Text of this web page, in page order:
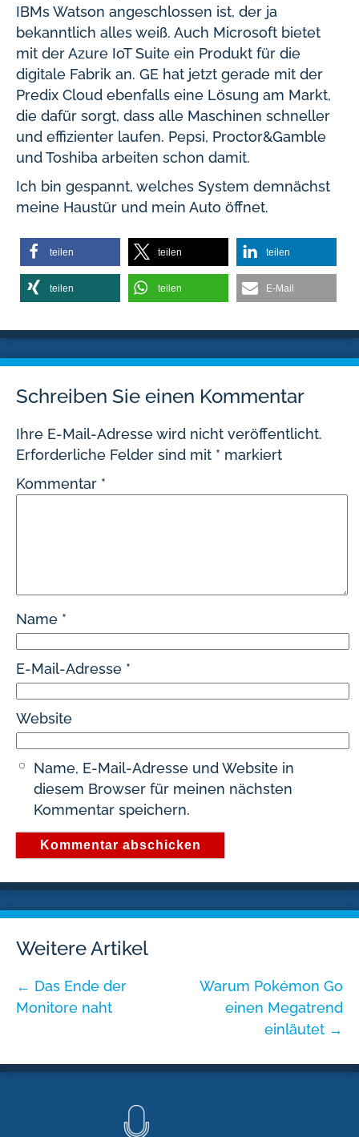
IBMs Watson angeschlossen ist, der ja
bekanntlich alles weiß. Auch Microsoft bietet
mit der Azure IoT Suite ein Produkt für die
digitale Fabrik an. GE hat jetzt gerade mit der
Predix Cloud ebenfalls eine Lösung am Markt,
die dafür sorgt, dass alle Maschinen schneller
und effizienter laufen. Pepsi, Proctor&Gamble
und Toshiba arbeiten schon damit.
Ich bin gespannt, welches System demnächst
meine Haustür und mein Auto öffnet.
teilen teilen teilen
teilen teilen E-Mail
Schreiben Sie einen Kommentar
Ihre E-Mail-Adresse wird nicht veröffentlicht.
Erforderliche Felder sind mit * markiert
Kommentar *
Name *
E-Mail-Adresse *
Website
Name, E-Mail-Adresse und Website in
diesem Browser für meinen nächsten
Kommentar speichern.
Weitere Artikel
← Das Ende der
Monitore naht
Warum Pokémon Go
einen Megatrend
einläutet →